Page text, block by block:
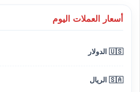
أسعار العملات اليوم
🇺🇸 الدولار
🇸🇦 الريال